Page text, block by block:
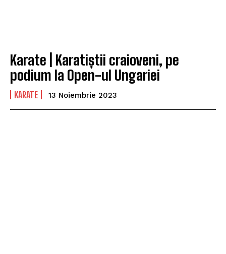
Karate | Karatiștii craioveni, pe
podium la Open-ul Ungariei
KARATE 13 Noiembrie 2023